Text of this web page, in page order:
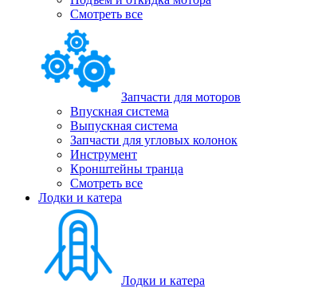
Смотреть все
Запчасти для моторов
Впускная система
Выпускная система
Запчасти для угловых колонок
Инструмент
Кронштейны транца
Смотреть все
Лодки и катера
Лодки и катера